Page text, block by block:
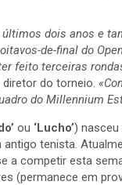
dois anos e
de-final do
feito terceiras
diretor do torneio.
do Millennium
ou ‘Lucho’) nasceu
antigo tenista.
a competir esta
(permanece em